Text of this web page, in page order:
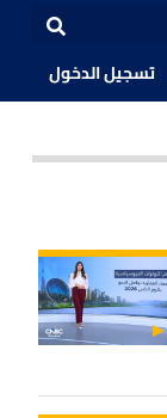
تسجيل الدخول